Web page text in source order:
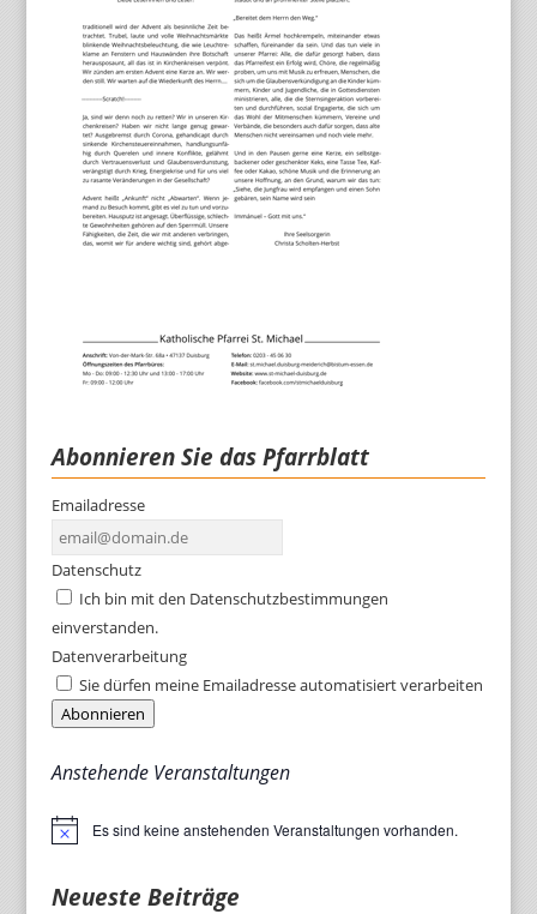
Abonnieren Sie das Pfarrblatt
Emailadresse
Datenschutz
Ich bin mit den Datenschutzbestimmungen
einverstanden.
Datenverarbeitung
Sie dürfen meine Emailadresse automatisiert verarbeiten
Abonnieren
Anstehende Veranstaltungen
HinweisEs sind keine anstehenden Veranstaltungen vorhanden.
Neueste Beiträge